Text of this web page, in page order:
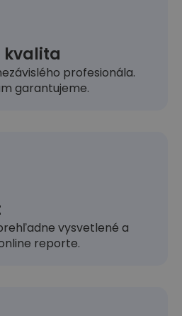
kvalita
profesionála.
garantujeme.
vysvetlené a
reporte.